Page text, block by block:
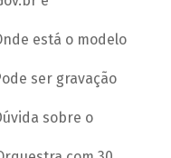
está o modelo
ser gravação
sobre o